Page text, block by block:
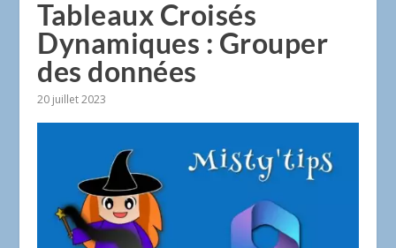
Tableaux Croisés
Dynamiques : Grouper
des données
20 juillet 2023